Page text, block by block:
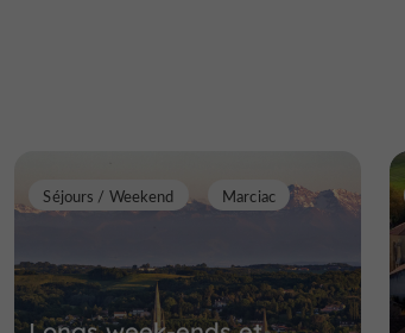
Séjours / Weekend Marciac